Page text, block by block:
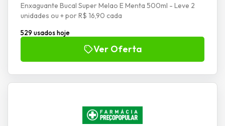
Enxaguante Bucal Super Melao E Menta 500ml - Leve 2
unidades ou + por R$ 16,90 cada
529 usados hoje
Ver Oferta